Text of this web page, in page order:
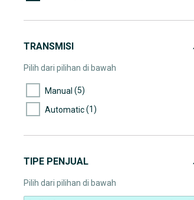
TRANSMISI
Pilih dari pilihan di bawah
Manual (5)
Automatic(1)
TIPE PENJUAL
Pilih dari pilihan di bawah